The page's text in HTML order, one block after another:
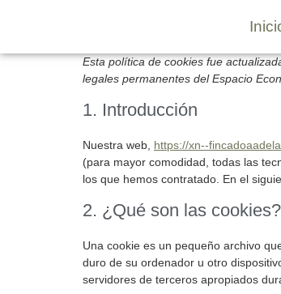
Esta política de cookies fue
legales permanentes del Espacio
1. Introducción
Nuestra web, https://xn--
(para mayor comodidad, todas las
los que hemos contratado. En el
2. ¿Qué son las cookies?
Una cookie es un pequeño archivo
duro de su ordenador u otro
servidores de terceros apropiados